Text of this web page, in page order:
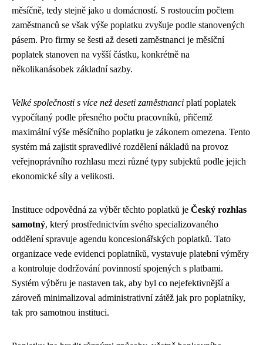
měsíčně, tedy stejně jako u domácností. S rostoucím počtem
zaměstnanců se však výše poplatku zvyšuje podle stanovených
pásem. Pro firmy se šesti až deseti zaměstnanci je měsíční
poplatek stanoven na vyšší částku, konkrétně na
několikanásobek základní sazby.
Velké společnosti s více než deseti zaměstnanci platí poplatek
vypočítaný podle přesného počtu pracovníků, přičemž
maximální výše měsíčního poplatku je zákonem omezena. Tento
systém má zajistit spravedlivé rozdělení nákladů na provoz
veřejnoprávního rozhlasu mezi různé typy subjektů podle jejich
ekonomické síly a velikosti.
Instituce odpovědná za výběr těchto poplatků je Český rozhlas
samotný, který prostřednictvím svého specializovaného
oddělení spravuje agendu koncesionářských poplatků. Tato
organizace vede evidenci poplatníků, vystavuje platební výměry
a kontroluje dodržování povinností spojených s platbami.
Systém výběru je nastaven tak, aby byl co nejefektivnější a
zároveň minimalizoval administrativní zátěž jak pro poplatníky,
tak pro samotnou instituci.